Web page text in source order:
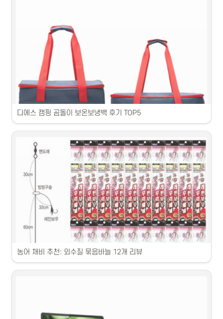
휴대성 좋은 펜 낚싯대 추천 제품을 소개합니다.
쿨백 제품별 특징과 사용 후기를 상세히 소개합니다.
디에스 캠핑 곰돌이 보온보냉백 후기 TOP5
농어 채비 추천: 외수질 묶음바늘 12개 리뷰